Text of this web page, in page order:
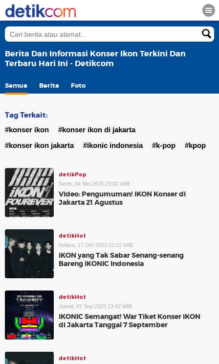
Berita Dan Informasi Konser Ikon Terkini Dan
Terbaru Hari Ini - Detikcom
Semua Berita Foto
Tag Terkait:
#konser ikon
#konser ikon di jakarta
#konser ikon jakarta
#ikonic indonesia #k-pop #kpop
detikPop
Senin, 04 Mei 2026 23:02 WIB
Video: Pengumuman! iKON Konser di
Jakarta 21 Agustus
detikHot
Selasa, 17 Okt 2023 22:22 WIB
iKON yang Tak Sabar Senang-senang
Bareng iKONIC Indonesia
detikHot
Jumat, 01 Sep 2023 13:42 WIB
iKONIC Semangat! War Tiket Konser iKON
di Jakarta Tanggal 7 September
detikHot